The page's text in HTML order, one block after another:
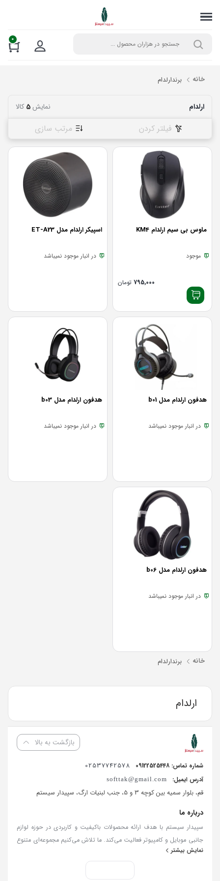
0
خانه برندارلدام
ارلدام نمایش5 کالا
فیلتر کردن مرتب سازی
ماوس بی سیم ارلدام KM4
موجود
تومان
اسپیکر ارلدام مدل ET-A23
در انبار موجود نمیباشد
هدفون ارلدام مدل b01
در انبار موجود نمیباشد
هدفون ارلدام مدل b03
در انبار موجود نمیباشد
هدفون ارلدام مدل b06
در انبار موجود نمیباشد
خانه برندارلدام
ارلدام
بازگشت به بالا
شماره تماس: 09122525448 02537742578
آدرس ایمیل: softtak@gmail.com
قم، بلوار سمیه بین کوچه 3 و 5، جنب لبنیات ارگ، سپیدار سیستم
درباره ما
سپیدار سیستم با هدف ارائه محصولات باکیفیت و کاربردی در حوزه لوازم
جانبی موبایل و کامپیوتر فعالیت می‌کند. ما تلاش می‌کنیم مجموعه‌ای متنوع
از کالاهای به‌روز و استاندارد را فراهم کنیم تا تجربه‌ای مطمئن و رضایت‌بخش
از خرید آنلاین داشته باشید. در سپیدار سیستم، کیفیت کالا، قیمت منصفانه
و پاسخگویی مسئولانه سه اصل مهم ما هستند. تمامی سفارش‌ها در
نمایش بیشتر